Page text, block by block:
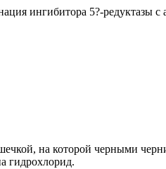
ингибитора 5?-редуктазы с
на которой черными
гидрохлорид.